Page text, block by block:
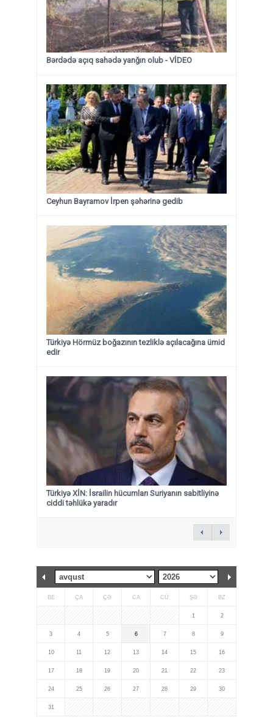
Bərdədə açıq sahədə yanğın olub - VİDEO
Ceyhun Bayramov İrpen şəhərinə gedib
Türkiyə Hörmüz boğazının tezliklə açılacağına ümid
edir
Türkiyə XİN: İsrailin hücumları Suriyanın sabitliyinə
ciddi təhlükə yaradır
BE ÇA ÇƏ CA CÜ ŞƏ BZ
1 2
3 4 5 6 7 8 9
10 11 12 13 14 15 16
17 18 19 20 21 22 23
24 25 26 27 28 29 30
31